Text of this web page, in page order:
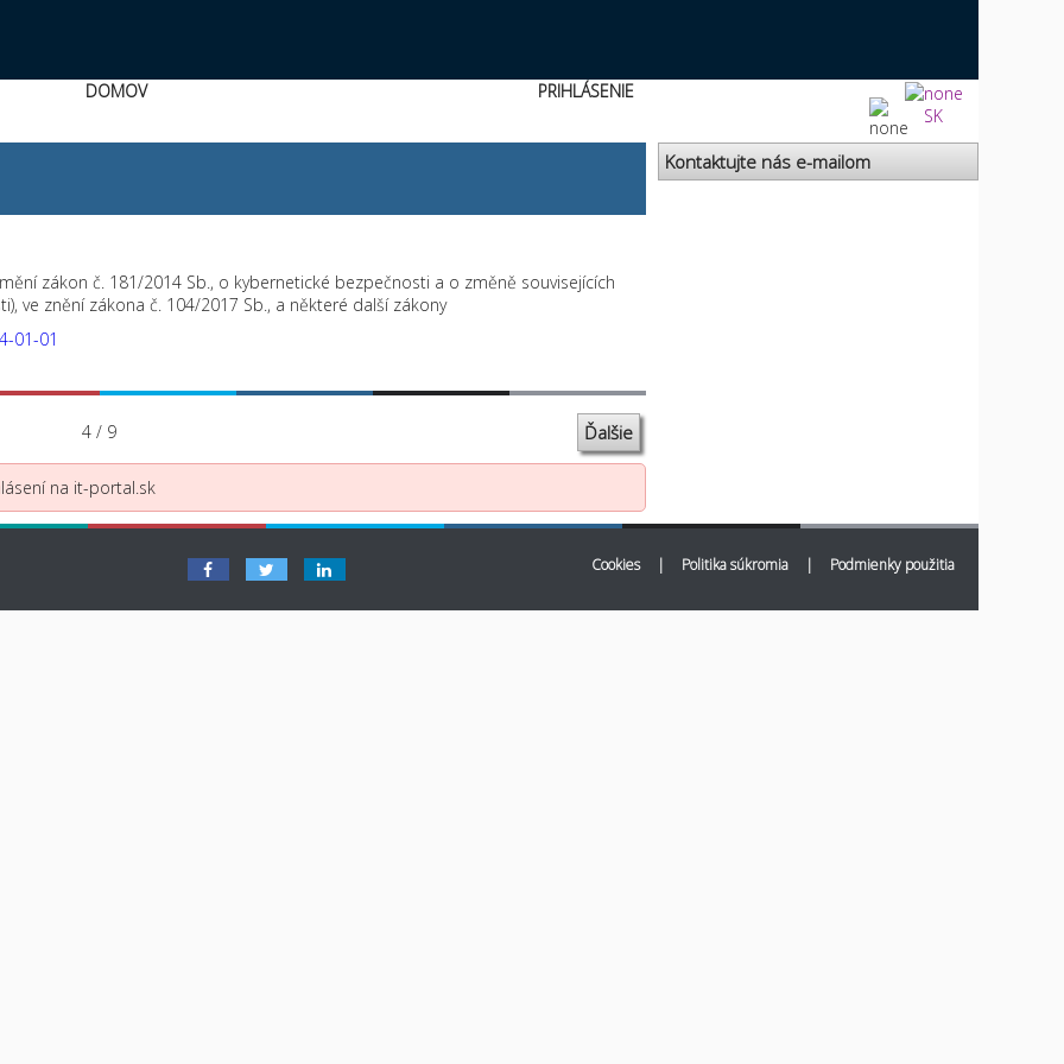
DOMOV
PRIHLÁSENIE
SK
zákon č. 181/2014 Sb., o kybernetické bezpečnosti a o změně souvisejících
ve znění zákona č. 104/2017 Sb., a některé další zákony
01-01
4 / 9 Ďalšie
na it-portal.sk
Kontaktujte nás e-mailom
Cookies | Politika súkromia | Podmienky použitia